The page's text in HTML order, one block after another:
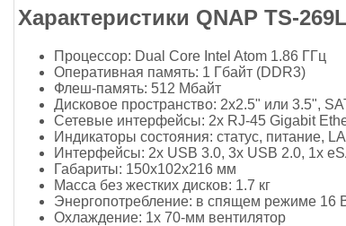
Характеристики QNAP TS-
Процессор: Dual Core Intel Atom 1.86 ГГц
Оперативная память: 1 Гбайт (DDR3)
Флеш-память: 512 Мбайт
Дисковое пространство: 2x2.5" или 3.5",
Сетевые интерфейсы: 2х RJ-45 Gigabit
Индикаторы состояния: статус, питание,
Интерфейсы: 2х USB 3.0, 3х USB 2.0, 1x
Габариты: 150x102x216 мм
Масса без жестких дисков: 1.7 кг
Энергопотребление: в спящем режиме 16
Охлаждение: 1х 70-мм вентилятор